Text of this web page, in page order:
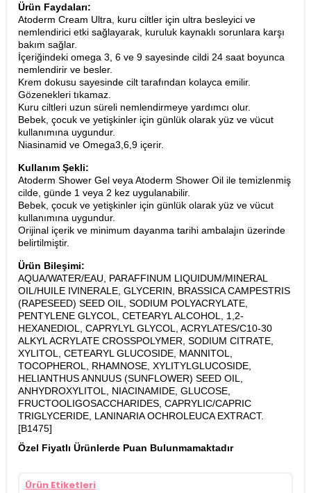
Ürün Faydaları:
Atoderm Cream Ultra, kuru ciltler için ultra besleyici ve
nemlendirici etki sağlayarak, kuruluk kaynaklı sorunlara karşı
bakım sağlar.
İçeriğindeki omega 3, 6 ve 9 sayesinde cildi 24 saat boyunca
nemlendirir ve besler.
Krem dokusu sayesinde cilt tarafından kolayca emilir.
Gözenekleri tıkamaz.
Kuru ciltleri uzun süreli nemlendirmeye yardımcı olur.
Bebek, çocuk ve yetişkinler için günlük olarak yüz ve vücut
kullanımına uygundur.
Niasinamid ve Omega3,6,9 içerir.
Kullanım Şekli:
Atoderm Shower Gel veya Atoderm Shower Oil ile temizlenmiş
cilde, günde 1 veya 2 kez uygulanabilir.
Bebek, çocuk ve yetişkinler için günlük olarak yüz ve vücut
kullanımına uygundur.
Orijinal içerik ve minimum dayanma tarihi ambalajın üzerinde
belirtilmiştir.
Ürün Bileşimi:
AQUA/WATER/EAU, PARAFFINUM LIQUIDUM/MINERAL
OIL/HUILE IVINERALE, GLYCERIN, BRASSICA CAMPESTRIS
(RAPESEED) SEED OIL, SODIUM POLYACRYLATE,
PENTYLENE GLYCOL, CETEARYL ALCOHOL, 1,2-
HEXANEDIOL, CAPRYLYL GLYCOL, ACRYLATES/C10-30
ALKYL ACRYLATE CROSSPOLYMER, SODIUM CITRATE,
XYLITOL, CETEARYL GLUCOSIDE, MANNITOL,
TOCOPHEROL, RHAMNOSE, XYLITYLGLUCOSIDE,
HELIANTHUS ANNUUS (SUNFLOWER) SEED OIL,
ANHYDROXYLITOL, NIACINAMIDE, GLUCOSE,
FRUCTOOLIGOSACCHARIDES, CAPRYLIC/CAPRIC
TRIGLYCERIDE, LANINARIA OCHROLEUCA EXTRACT.
[B1475]
Özel Fiyatlı Ürünlerde Puan Bulunmamaktadır
Ürün Etiketleri